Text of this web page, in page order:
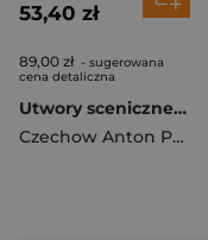
53,40 zł
89,00 zł - sugerowana
cena detaliczna
Utwory sceniczne. Utwory wybrane. Tom 6
Czechow Anton Pawłowicz